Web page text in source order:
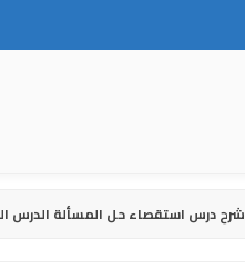
شرح درس استقصاء حل المسألة الدرس